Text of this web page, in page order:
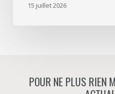
15 juillet 2026
POUR NE PLUS RIEN